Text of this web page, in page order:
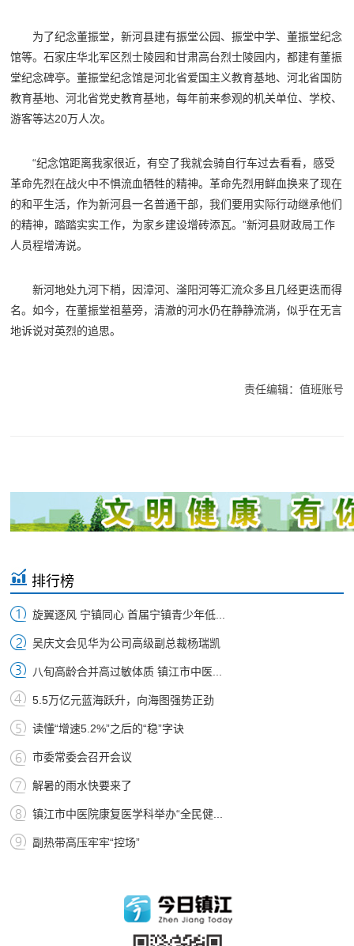
为了纪念董振堂，新河县建有振堂公园、振堂中学、董振堂纪念
馆等。石家庄华北军区烈士陵园和甘肃高台烈士陵园内，都建有董振
堂纪念碑亭。董振堂纪念馆是河北省爱国主义教育基地、河北省国防
教育基地、河北省党史教育基地，每年前来参观的机关单位、学校、
游客等达20万人次。
“纪念馆距离我家很近，有空了我就会骑自行车过去看看，感受
革命先烈在战火中不惧流血牺牲的精神。革命先烈用鲜血换来了现在
的和平生活，作为新河县一名普通干部，我们要用实际行动继承他们
的精神，踏踏实实工作，为家乡建设增砖添瓦。”新河县财政局工作
人员程增涛说。
新河地处九河下梢，因漳河、滏阳河等汇流众多且几经更迭而得
名。如今，在董振堂祖墓旁，清澈的河水仍在静静流淌，似乎在无言
地诉说对英烈的追思。
责任编辑：值班账号
排行榜
旋翼逐风 宁镇同心 首届宁镇青少年低...
吴庆文会见华为公司高级副总裁杨瑞凯
八旬高龄合并高过敏体质 镇江市中医...
5.5万亿元蓝海跃升，向海图强势正劲
读懂“增速5.2%”之后的“稳”字诀
市委常委会召开会议
解暑的雨水快要来了
镇江市中医院康复医学科举办“全民健...
副热带高压牢牢“控场”